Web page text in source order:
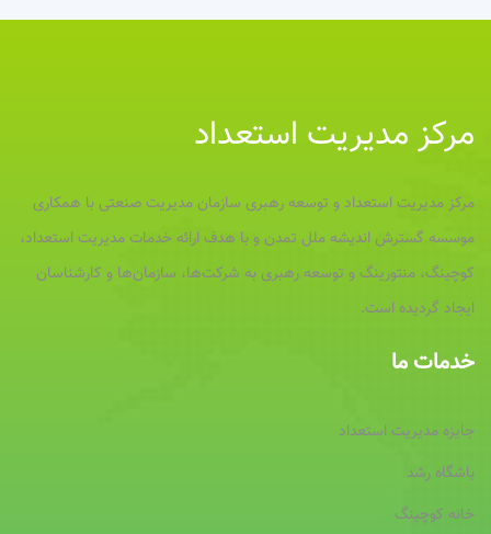
مرکز مدیریت استعداد
مرکز مدیریت استعداد و توسعه رهبری سازمان مدیریت صنعتی با همکاری
موسسه گسترش اندیشه ملل تمدن و با هدف ارائه خدمات مدیریت استعداد،
کوچینگ، منتورینگ و توسعه رهبری به شرکت‌ها، سازمان‌ها و کارشناسان
ایجاد گردیده است.
خدمات ما
جایزه مدیریت استعداد
باشگاه رشد
خانه کوچینگ